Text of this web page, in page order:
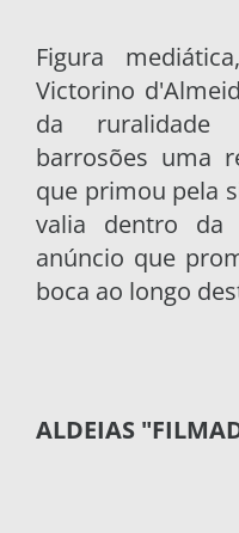
Figura
Victorino
da ruralidade
barrosões uma
que primou pela
valia dentro da
anúncio que
boca ao longo
ALDEIAS